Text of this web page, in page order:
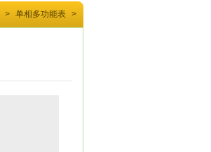
> 单相多功能表 >